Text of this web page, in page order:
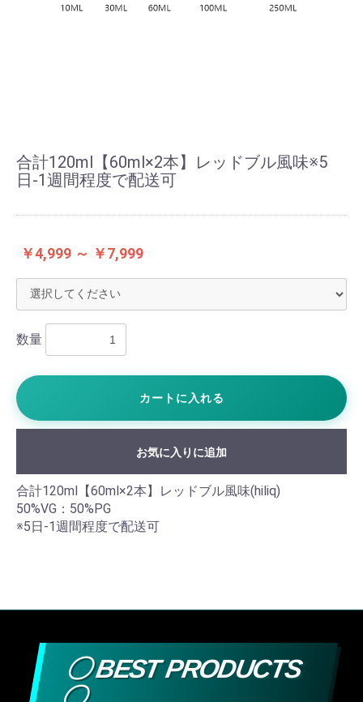
合計120ml【60ml×2本】レッドブル風味※5
日-1週間程度で配送可
￥4,999 ～ ￥7,999
数量
カートに入れる
お気に入りに追加
合計120ml【60ml×2本】レッドブル風味(hiliq)
50%VG：50%PG
※5日-1週間程度で配送可
〇 BEST PRODUCTS